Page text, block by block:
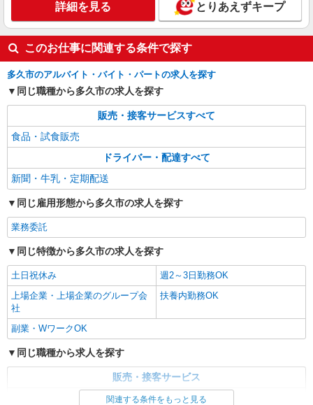
詳細を見る とりあえずキープ
このお仕事に関連する条件で探す
多久市のアルバイト・バイト・パートの求人を探す
同じ職種から多久市の求人を探す
販売・接客サービスすべて
食品・試食販売
ドライバー・配達すべて
新聞・牛乳・定期配送
同じ雇用形態から多久市の求人を探す
業務委託
同じ特徴から多久市の求人を探す
土日祝休み
週2～3日勤務OK
上場企業・上場企業のグループ会
社
扶養内勤務OK
副業・WワークOK
同じ職種から求人を探す
販売・接客サービス
関連する条件をもっと見る